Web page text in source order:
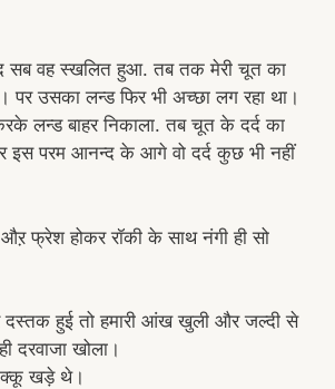
सब वह स्खलित हुआ. तब तक मेरी चूत का
पर उसका लन्ड फिर भी अच्छा लग रहा था।
लन्ड बाहर निकाला. तब चूत के दर्द का
परम आनन्द के आगे वो दर्द कुछ भी नहीं
फ्रेश होकर रॉकी के साथ नंगी ही सो
दस्तक हुई तो हमारी आंख खुली और जल्दी से
दरवाजा खोला।
खड़े थे।